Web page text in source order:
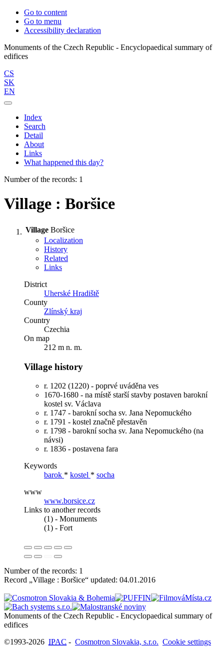
Go to content
Go to menu
Accessibility declaration
Monuments of the Czech Republic - Encyclopaedical summary of
CS
SK
EN
Index
Search
Detail
About
Links
What happened this day?
Number of the records: 1
Village : Boršice
Village Boršice
Localization
History
Related
Links
District
Uherské Hradiště
County
Zlínský kraj
Country
Czechia
On map
212 m n. m.
Village history
r. 1202 (1220) - poprvé uváděna ves
1670-1680 - na místě starší stavby postaven barokní
kostel sv. Václava
r. 1747 - barokní socha sv. Jana Nepomuckého
r. 1791 - kostel značně přestavěn
r. 1798 - barokní socha sv. Jana Nepomuckého (na
návsi)
r. 1836 - postavena fara
Keywords
barok * kostel * socha
www
www.borsice.cz
Links to another records
(1) - Monuments
(1) - Fort
Number of the records: 1
Record „Village : Boršice“ updated: 04.01.2016
Monuments of the Czech Republic - Encyclopaedical summary of
©1993-2026 IPAC - Cosmotron Slovakia, s.r.o. Cookie settings